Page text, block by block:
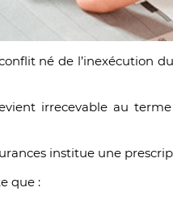
né de l’inexécution
irrecevable au
institue une
que :